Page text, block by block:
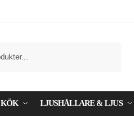
KÖK LJUSHÅLLARE & LJUS